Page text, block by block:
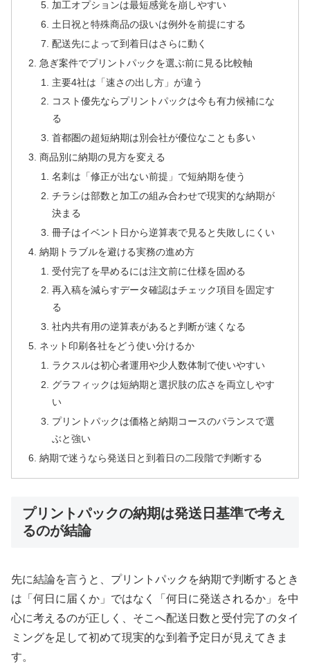
加工オプションは最短感覚を崩しやすい
土日祝と特殊商品の扱いは例外を前提にする
配送先によって到着日はさらに動く
急ぎ案件でプリントパックを選ぶ前に見る比較軸
主要4社は「速さの出し方」が違う
コスト優先ならプリントパックは今も有力候補にな
る
首都圏の超短納期は別会社が優位なことも多い
商品別に納期の見方を変える
名刺は「修正が出ない前提」で短納期を使う
チラシは部数と加工の組み合わせで現実的な納期が
決まる
冊子はイベント日から逆算表で見ると失敗しにくい
納期トラブルを避ける実務の進め方
受付完了を早めるには注文前に仕様を固める
再入稿を減らすデータ確認はチェック項目を固定す
る
社内共有用の逆算表があると判断が速くなる
ネット印刷各社をどう使い分けるか
ラクスルは初心者運用や少人数体制で使いやすい
グラフィックは短納期と選択肢の広さを両立しやす
い
プリントパックは価格と納期コースのバランスで選
ぶと強い
納期で迷うなら発送日と到着日の二段階で判断する
プリントパックの納期は発送日基準で考え
るのが結論
先に結論を言うと、プリントパックを納期で判断するとき
は「何日に届くか」ではなく「何日に発送されるか」を中
心に考えるのが正しく、そこへ配送日数と受付完了のタイ
ミングを足して初めて現実的な到着予定日が見えてきま
す。